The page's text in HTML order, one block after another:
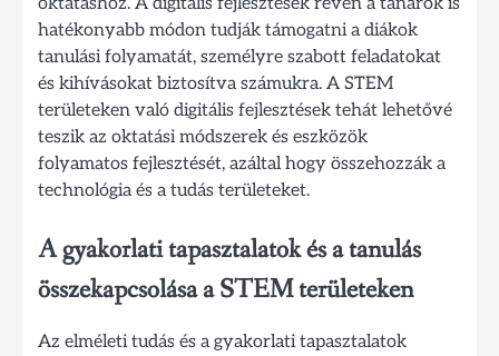
hatékonyabb módon tudják támogatni a diákok
tanulási folyamatát, személyre szabott feladatokat
és kihívásokat biztosítva számukra. A STEM
területeken való digitális fejlesztések tehát lehetővé
teszik az oktatási módszerek és eszközök
folyamatos fejlesztését, azáltal hogy összehozzák a
technológia és a tudás területeket.
A gyakorlati tapasztalatok és a tanulás
összekapcsolása a STEM területeken
Az elméleti tudás és a gyakorlati tapasztalatok